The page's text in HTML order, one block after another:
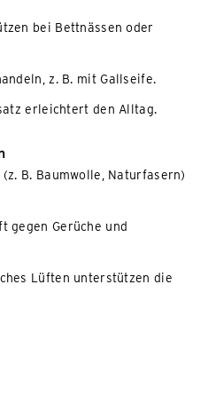
bei Bettnässen oder
z. B. mit Gallseife.
erleichtert den Alltag.
B. Baumwolle, Naturfasern)
gegen Gerüche und
Lüften unterstützen die